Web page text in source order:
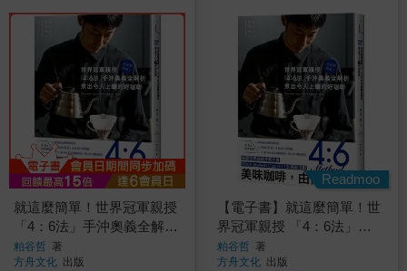
就這麼簡單！世界冠軍親授
「4：6法」手沖奧義全解析
煮出令人上癮的好咖啡
粕谷哲 著
方舟文化 出版
Readmoo
【電子書】就這麼簡單！世
界冠軍親授 「4：6法」手
沖奧義全解析 煮出令人上癮
的好咖啡
粕谷哲 著
方舟文化 出版